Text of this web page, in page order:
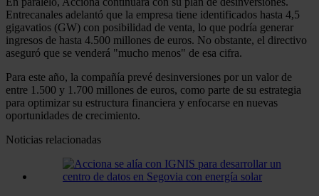
Entrecanales adelantó que la empresa tiene identificados hasta 4,5
gigavatios (GW) con posibilidad de venta, lo que podría generar
ingresos de hasta 4.500 millones de euros. No obstante, el directivo
aseguró que se venderá "mucho menos" de esa cifra.
Para este año, la compañía prevé desinversiones por un valor de
entre 1.500 y 1.700 millones de euros, como parte de su estrategia
para optimizar su estructura financiera y enfocarse en nuevas
oportunidades de crecimiento.
Noticias relacionadas